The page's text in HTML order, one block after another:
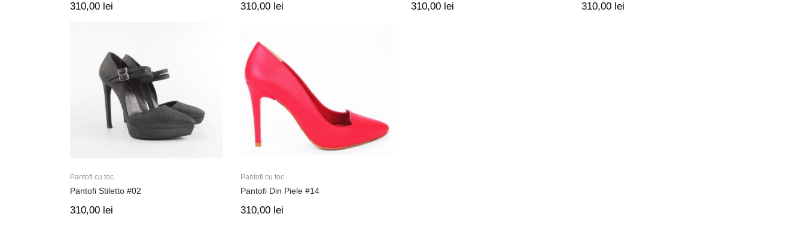
310,00 lei 310,00 lei 310,00 lei 310,00 lei
Pantofi cu toc
Pantofi Stiletto #02
310,00 lei
Pantofi cu toc
Pantofi Din Piele #14
310,00 lei